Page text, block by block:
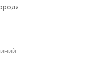
Сковорода 26 см
пищи на 1-3
блинчиков позволит
для яичницы